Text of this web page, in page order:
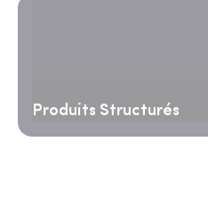
Produits Structurés